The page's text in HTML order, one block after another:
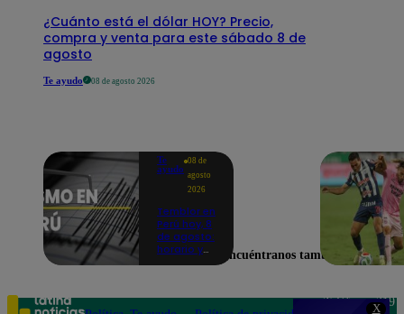
X
¿Cuánto está el dólar HOY? Precio,
compra y venta para este sábado 8 de
agosto
Te ayudo 08 de agosto 2026
Te
ayudo
08 de
agosto
2026
Temblor en
Perú hoy, 8
de agosto:
horario y
según IGP
Encuéntranos también en
Teléfono: 219